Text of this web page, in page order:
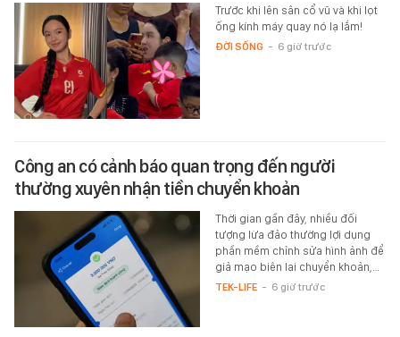
Trước khi lên sân cổ vũ và khi lọt
ống kính máy quay nó lạ lắm!
ĐỜI SỐNG - 6 giờ trước
Công an có cảnh báo quan trọng đến người
thường xuyên nhận tiền chuyển khoản
Thời gian gần đây, nhiều đối
tượng lừa đảo thường lợi dụng
phần mềm chỉnh sửa hình ảnh để
giả mạo biên lai chuyển khoản,…
TEK-LIFE - 6 giờ trước